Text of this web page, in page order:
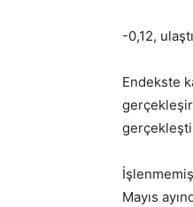
-0,12,
Endekste
Mayıs